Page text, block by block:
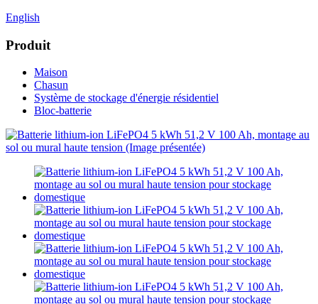
English
Produit
Maison
Chasun
Système de stockage d'énergie résidentiel
Bloc-batterie